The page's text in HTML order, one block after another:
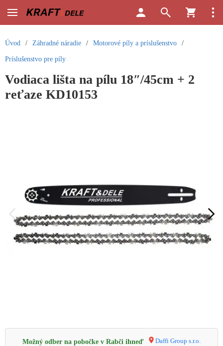
Úvod / Záhradné náradie / Motorové píly a príslušenstvo /
Príslušenstvo pre píly
Vodiaca lišta na pílu 18″/45cm + 2
reťaze KD10153
Možný odber na pobočke v Rabči ihneď Daffi Group s.r.o.